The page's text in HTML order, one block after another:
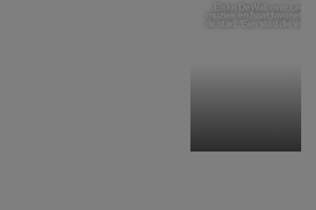
Elske DeWall over
muziek en haar favoriete
de stad: 'Een stad die